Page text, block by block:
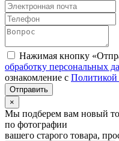
Нажимая кнопку
обработку персональных
ознакомление с Политикой
×
Мы подберем вам новый
по фотографии
вашего старого товара,